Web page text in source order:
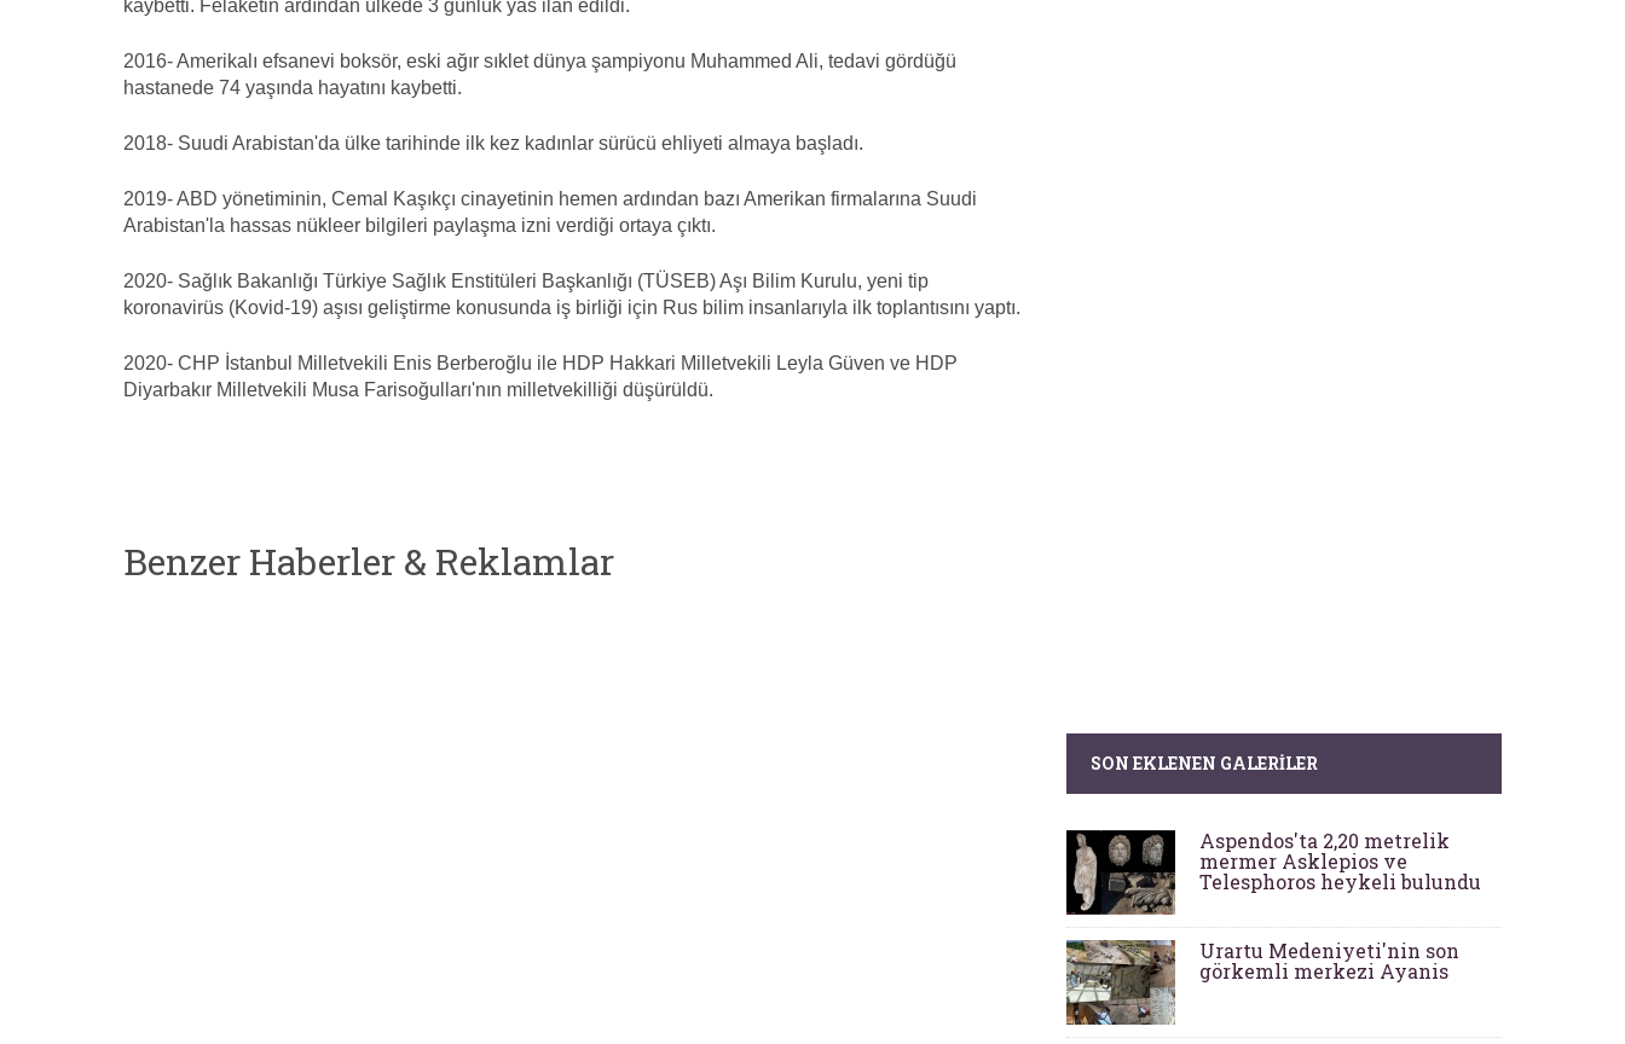
kaybetti. Felaketin ardından ülkede 3 günlük yas ilan edildi.
2016- Amerikalı efsanevi boksör, eski ağır sıklet dünya şampiyonu Muhammed Ali, tedavi gördüğü
hastanede 74 yaşında hayatını kaybetti.
2018- Suudi Arabistan'da ülke tarihinde ilk kez kadınlar sürücü ehliyeti almaya başladı.
2019- ABD yönetiminin, Cemal Kaşıkçı cinayetinin hemen ardından bazı Amerikan firmalarına Suudi
Arabistan'la hassas nükleer bilgileri paylaşma izni verdiği ortaya çıktı.
2020- Sağlık Bakanlığı Türkiye Sağlık Enstitüleri Başkanlığı (TÜSEB) Aşı Bilim Kurulu, yeni tip
koronavirüs (Kovid-19) aşısı geliştirme konusunda iş birliği için Rus bilim insanlarıyla ilk toplantısını yaptı.
2020- CHP İstanbul Milletvekili Enis Berberoğlu ile HDP Hakkari Milletvekili Leyla Güven ve HDP
Diyarbakır Milletvekili Musa Farisoğulları'nın milletvekilliği düşürüldü.
Benzer Haberler & Reklamlar
SON EKLENEN GALERILER
Aspendos'ta 2,20 metrelik
mermer Asklepios ve
Telesphoros heykeli bulundu
Urartu Medeniyeti'nin son
görkemli merkezi Ayanis